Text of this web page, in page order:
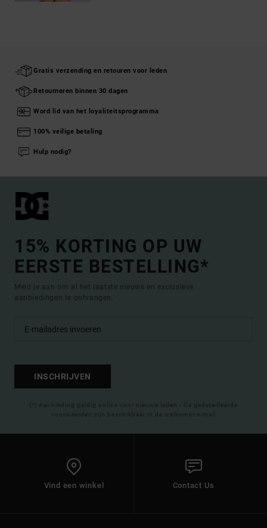
Gratis verzending en retouren voor leden
Retourneren binnen 30 dagen
Word lid van het loyaliteitsprogramma
100% veilige betaling
Hulp nodig?
15% KORTING OP UW
EERSTE BESTELLING*
Meld je aan om al het laatste nieuws en exclusieve
aanbiedingen te ontvangen.
INSCHRIJVEN
(*) Aanbieding geldig online voor nieuwe leden - De gedetailleerde
voorwaarden zijn beschikbaar in de welkomst e-mail
Vind een winkel Contact Us